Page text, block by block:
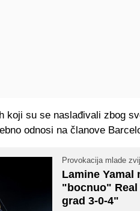
koji su se naslađivali zbog
odnosi na članove
Provokacija mlade
Lamine Yamal
"bocnuo"
grad 3-0-4"